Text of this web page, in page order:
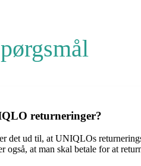
returneringer?
det ud til, at UNIQLOs
også, at man skal betale for at